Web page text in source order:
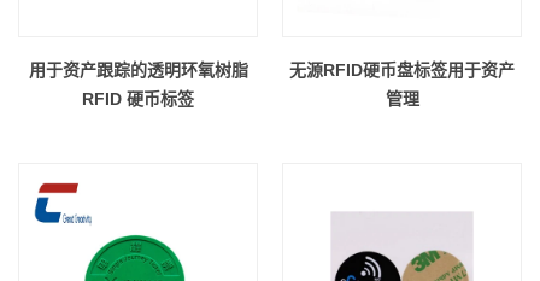
用于资产跟踪的透明环氧树脂
RFID 硬币标签
无源RFID硬币盘标签用于资产
管理